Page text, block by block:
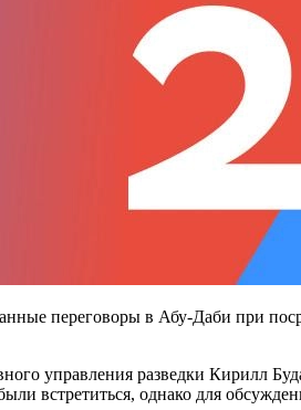
переговоры в Абу-Даби при
управления разведки Кирилл
встретиться, однако для